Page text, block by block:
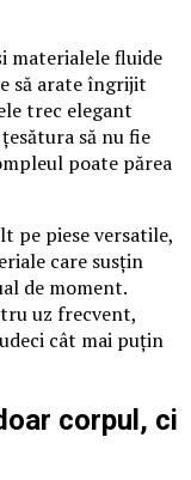
materialele fluide
să arate îngrijit
trec elegant
să nu fie
poate părea
pe piese versatile,
care susțin
de moment.
uz frecvent,
cât mai puțin
corpul, ci